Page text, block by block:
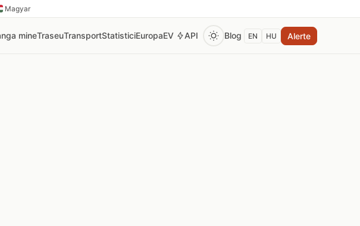
Magyar
mineTraseuTransportStatisticiEuropaEV API Blog EN HU Alerte